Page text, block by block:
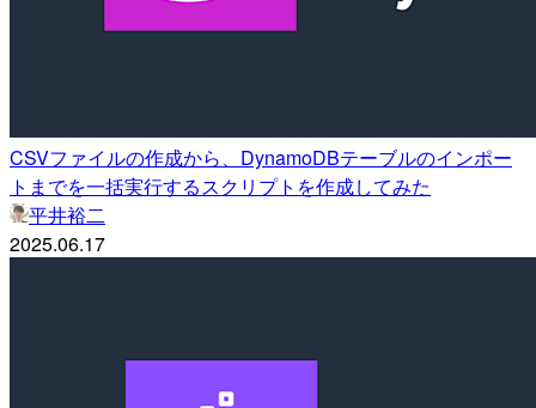
CSVファイルの作成から、DynamoDBテーブルのインポー
トまでを一括実行するスクリプトを作成してみた
平井裕二
2025.06.17